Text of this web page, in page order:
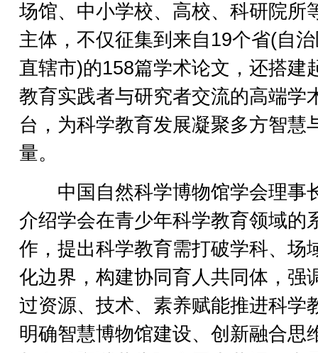
场馆、中小学校、高校、科研院所
主体，不仅征集到来自19个省(自
直辖市)的158篇学术论文，还搭建
教育实践者与研究者交流的高端学
台，为科学教育发展凝聚多方智慧
量。
中国自然科学博物馆学会理事
介绍学会在青少年科学教育领域的
作，提出科学教育需打破学科、场
化边界，构建协同育人共同体，强
过资源、技术、素养赋能推进科学
明确智慧博物馆建设、创新融合思